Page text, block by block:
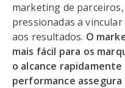
marketing de
pressionadas a
aos resultados. O
mais fácil para os
o alcance
performance